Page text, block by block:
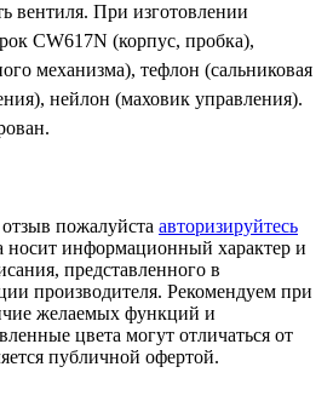
вентиля. При изготовлении
CW617N (корпус, пробка),
механизма), тефлон (сальниковая
нейлон (маховик управления).
пожалуйста авторизируйтесь
носит информационный характер и
представленного в
производителя. Рекомендуем при
желаемых функций и
цвета могут отличаться от
публичной офертой.